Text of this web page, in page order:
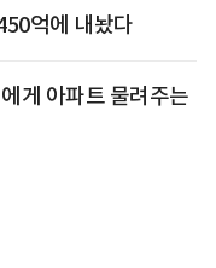
억에 내놨다
게 아파트 물려주는